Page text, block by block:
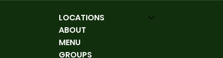
LOCATIONS
ABOUT
MENU
GROUPS